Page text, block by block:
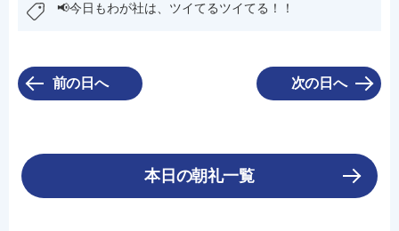
📢今日もわが社は、ツイてるツイてる！！
前の日へ 次の日へ
本日の朝礼一覧